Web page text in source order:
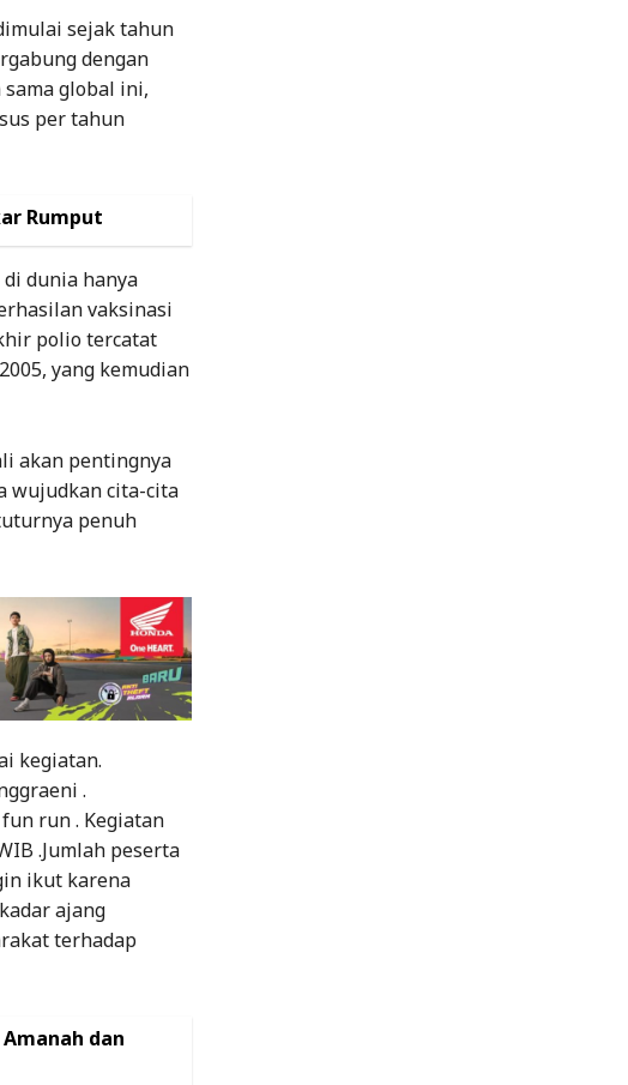
sejak tahun
dengan
sama global ini,
per tahun
Rumput
dunia hanya
vaksinasi
polio tercatat
yang kemudian
akan pentingnya
wujudkan cita-cita
penuh
kegiatan.
.
run . Kegiatan
.Jumlah peserta
ikut karena
ajang
terhadap
dan